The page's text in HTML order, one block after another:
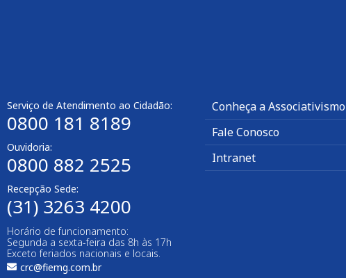
Serviço de Atendimento ao Cidadão:
0800 181 8189
Ouvidoria:
0800 882 2525
Recepção Sede:
(31) 3263 4200
Horário de funcionamento:
Segunda a sexta-feira das 8h às 17h
Exceto feriados nacionais e locais.
crc@fiemg.com.br
Conheça a Associativismo
Fale Conosco
Intranet